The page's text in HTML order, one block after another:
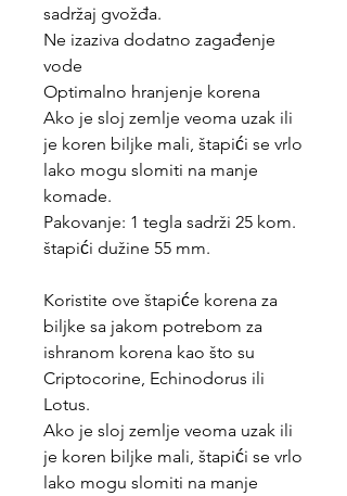
sadržaj gvožđa.
Ne izaziva dodatno zagađenje
vode
Optimalno hranjenje korena
Ako je sloj zemlje veoma uzak ili
je koren biljke mali, štapići se vrlo
lako mogu slomiti na manje
komade.
Pakovanje: 1 tegla sadrži 25 kom.
štapići dužine 55 mm.
Koristite ove štapiće korena za
biljke sa jakom potrebom za
ishranom korena kao što su
Criptocorine, Echinodorus ili
Lotus.
Ako je sloj zemlje veoma uzak ili
je koren biljke mali, štapići se vrlo
lako mogu slomiti na manje